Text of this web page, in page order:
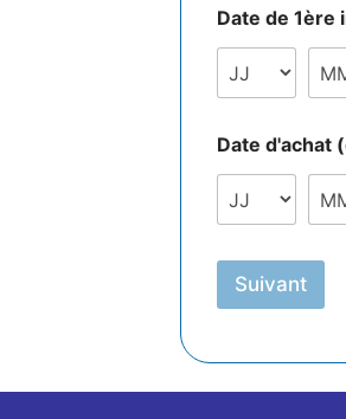
Date de 1ère
Date d'achat
Suivant